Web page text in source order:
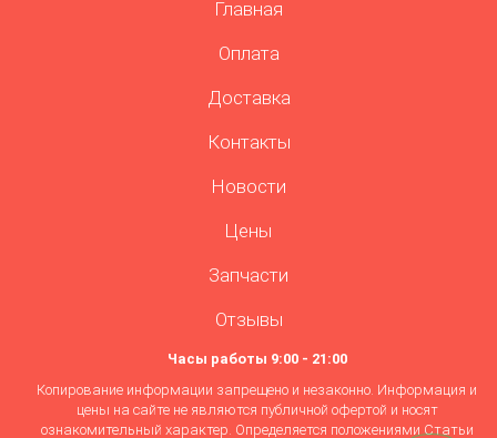
Главная
Оплата
Доставка
Контакты
Новости
Цены
Запчасти
Отзывы
Часы работы 9:00 - 21:00
Копирование информации запрещено и незаконно. Информация и
цены на сайте не являются публичной офертой и носят
ознакомительный характер. Определяется положениями Статьи